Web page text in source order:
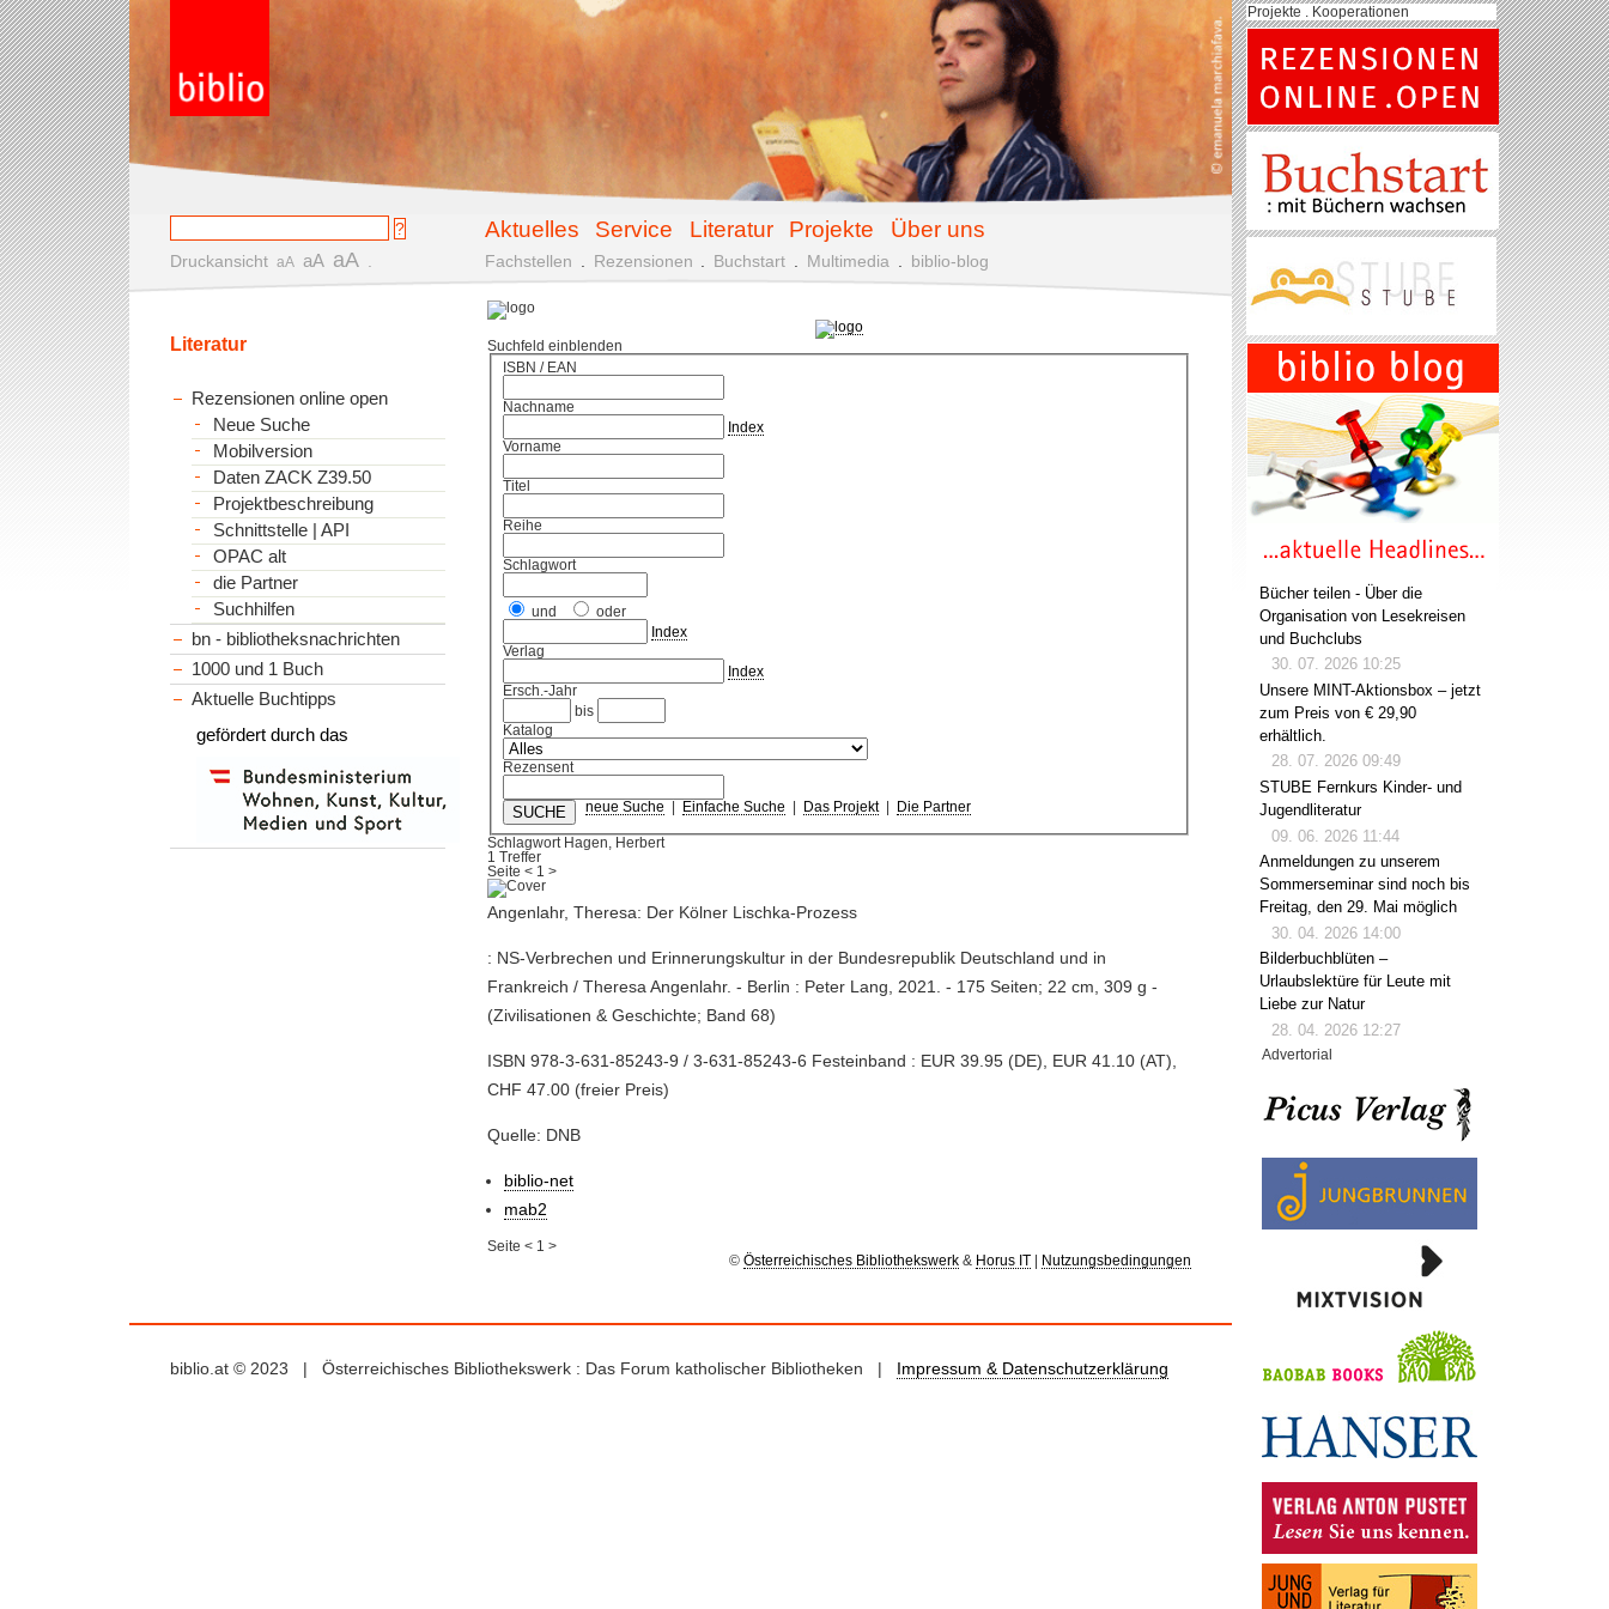
Aktuelles Service Literatur Projekte Über uns
Druckansicht aA aA aA Fachstellen Rezensionen Buchstart Multimedia biblio-blog
Suchfeld einblenden
ISBN / EAN
Nachname
Index
Vorname
Titel
Reihe
Schlagwort
und
oder
Index
Verlag
Index
Ersch.-Jahr
bis
Katalog
Rezensent
neue Suche Einfache Suche Das Projekt| Die Partner
Schlagwort Hagen, Herbert
1 Treffer
Seite< 1 >
Angenlahr, Theresa: Der Kölner Lischka-Prozess
: NS-Verbrechen und Erinnerungskultur in der Bundesrepublik Deutschland und in
Frankreich / Theresa Angenlahr. - Berlin : Peter Lang, 2021. - 175 Seiten; 22 cm, 309 g -
(Zivilisationen & Geschichte; Band 68)
ISBN 978-3-631-85243-9 / 3-631-85243-6 Festeinband : EUR 39.95 (DE), EUR 41.10 (AT),
CHF 47.00 (freier Preis)
Quelle: DNB
biblio-net
mab2
Seite< 1 >
© Österreichisches Bibliothekswerk& Horus IT Nutzungsbedingungen
Literatur
Rezensionen online open
Neue Suche
Mobilversion
Daten ZACK Z39.50
Projektbeschreibung
Schnittstelle | API
OPAC alt
die Partner
Suchhilfen
bn - bibliotheksnachrichten
1000 und 1 Buch
Aktuelle Buchtipps
gefördert durch das
biblio.at © 2023 | Österreichisches Bibliothekswerk : Das Forum katholischer Bibliotheken | Impressum & Datenschutzerklärung
Projekte . Kooperationen
Bücher teilen - Über die
Organisation von Lesekreisen
und Buchclubs
30. 07. 2026 10:25
Unsere MINT-Aktionsbox – jetzt
zum Preis von € 29,90
erhältlich.
28. 07. 2026 09:49
STUBE Fernkurs Kinder- und
Jugendliteratur
09. 06. 2026 11:44
Anmeldungen zu unserem
Sommerseminar sind noch bis
Freitag, den 29. Mai möglich
30. 04. 2026 14:00
Bilderbuchblüten –
Urlaubslektüre für Leute mit
Liebe zur Natur
28. 04. 2026 12:27
Advertorial